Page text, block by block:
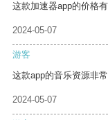
这款加速器app的价格
2024-05-07
游客
这款app的音乐资源非
2024-05-07